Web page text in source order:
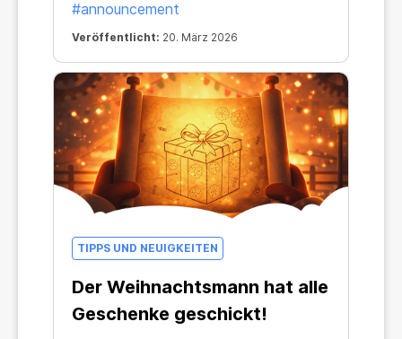
#announcement
Veröffentlicht: 20. März 2026
TIPPS UND NEUIGKEITEN
Der Weihnachtsmann hat alle
Geschenke geschickt!